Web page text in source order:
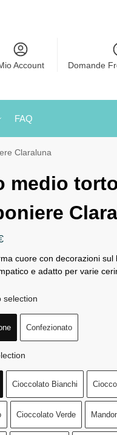
Account Domande
FAQ
Claraluna
medio
cuore con decorazioni
e adatto per varie
selection
Confezionato
Cioccolato Bianchi
Cioccolato Verde